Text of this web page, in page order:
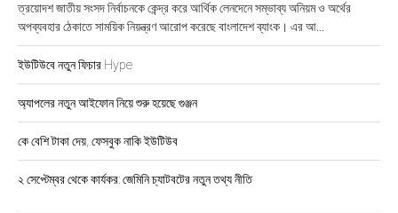
ত্রয়োদশ জাতীয় সংসদ নির্বাচনকে কেন্দ্র করে আর্থিক লেনদেনে সম্ভাব্য অনিয়ম ও অর্থের
অপব্যবহার ঠেকাতে সাময়িক নিয়ন্ত্রণ আরোপ করেছে বাংলাদেশ ব্যাংক। এর আ...
ইউটিউবে নতুন ফিচার Hype
অ্যাপলের নতুন আইফোন নিয়ে শুরু হয়েছে গুঞ্জন
কে বেশি টাকা দেয়, ফেসবুক নাকি ইউটিউব
২ সেপ্টেম্বর থেকে কার্যকর: জেমিনি চ্যাটবটের নতুন তথ্য নীতি